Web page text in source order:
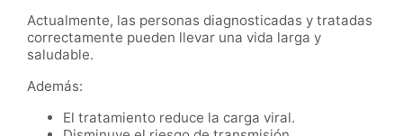
Actualmente, las personas diagnosticadas y tratadas
correctamente pueden llevar una vida larga y
saludable.
Además:
El tratamiento reduce la carga viral.